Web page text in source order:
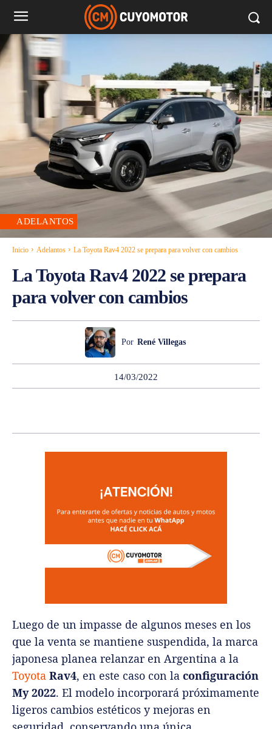
ADELANTOS
Inicio Adelantos La Toyota Rav4 2022 se prepara para volver con cambios
La Toyota Rav4 2022 se prepara
para volver con cambios
Por René Villegas
14/03/2022
Luego de un impasse de algunos meses en los
que la venta se mantiene suspendida, la marca
japonesa planea relanzar en Argentina a la
Toyota Rav4, en este caso con la configuración
My 2022. El modelo incorporará próximamente
ligeros cambios estéticos y mejoras en